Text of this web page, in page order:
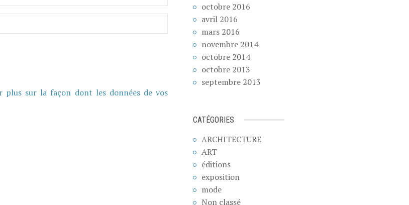
plus sur la façon dont les données de vos
octobre 2016
avril 2016
mars 2016
novembre 2014
octobre 2014
octobre 2013
septembre 2013
CATÉGORIES
ARCHITECTURE
ART
éditions
exposition
mode
Non classé